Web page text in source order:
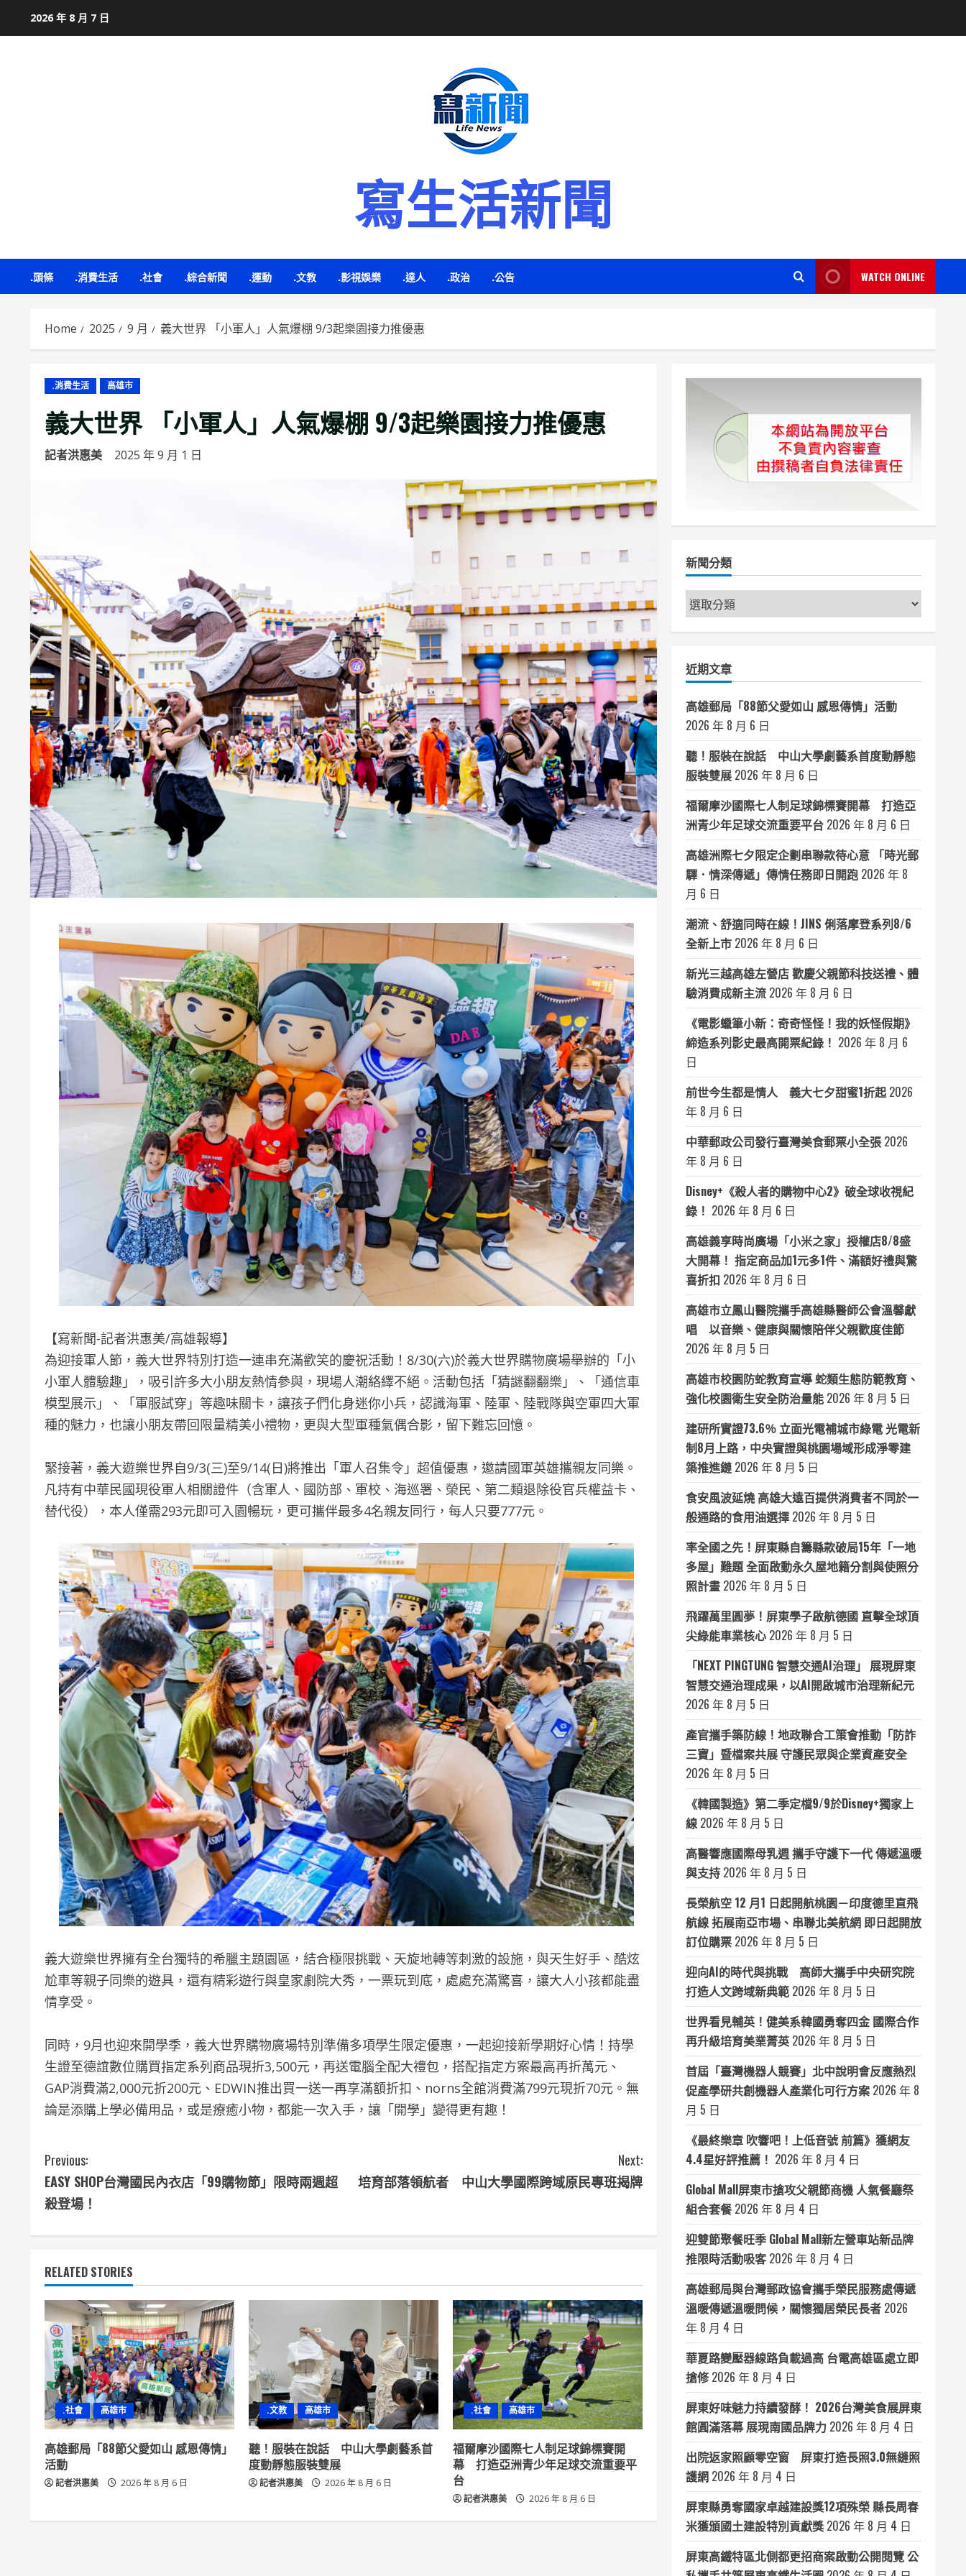
2026 年 8 月 7 日
寫生活新聞
.頭條 .消費生活 .社會 .綜合新聞 .運動 .文教 .影視娛樂 .達人 .政治 .公告 WATCH ONLINE
Home 2025 9 月 義大世界 「小軍人」人氣爆棚 9/3起樂園接力推優惠
.消費生活 高雄市
義大世界 「小軍人」人氣爆棚 9/3起樂園接力推優惠
記者洪惠美 2025 年 9 月 1 日
【寫新聞-記者洪惠美/高雄報導】
為迎接軍人節，義大世界特別打造一連串充滿歡笑的慶祝活動！8/30(六)於義大世界購物廣場舉辦的「小
小軍人體驗趣」，吸引許多大小朋友熱情參與，現場人潮絡繹不絕。活動包括「猜謎翻翻樂」、「通信車
模型展示」、「軍服試穿」等趣味關卡，讓孩子們化身迷你小兵，認識海軍、陸軍、陸戰隊與空軍四大軍
種的魅力，也讓小朋友帶回限量精美小禮物，更與大型軍種氣偶合影，留下難忘回憶。
緊接著，義大遊樂世界自9/3(三)至9/14(日)將推出「軍人召集令」超值優惠，邀請國軍英雄攜親友同樂。
凡持有中華民國現役軍人相關證件（含軍人、國防部、軍校、海巡署、榮民、第二類退除役官兵權益卡、
替代役），本人僅需293元即可入園暢玩，更可攜伴最多4名親友同行，每人只要777元。
義大遊樂世界擁有全台獨特的希臘主題園區，結合極限挑戰、天旋地轉等刺激的設施，與天生好手、酷炫
尬車等親子同樂的遊具，還有精彩遊行與皇家劇院大秀，一票玩到底，處處充滿驚喜，讓大人小孩都能盡
情享受。
同時，9月也迎來開學季，義大世界購物廣場特別準備多項學生限定優惠，一起迎接新學期好心情！持學
生證至德誼數位購買指定系列商品現折3,500元，再送電腦全配大禮包，搭配指定方案最高再折萬元、
GAP消費滿2,000元折200元、EDWIN推出買一送一再享滿額折扣、norns全館消費滿799元現折70元。無
論是添購上學必備用品，或是療癒小物，都能一次入手，讓「開學」變得更有趣！
C
o
i
n
u
e
R
e
a
d
i
Previous:
EASY SHOP台灣國民內衣店「99購物節」限時兩週超
殺登場！
Next:
培育部落領航者 中山大學國際跨域原民專班揭牌
RELATED STORIES
.社會 高雄市
高雄郵局「88節父愛如山 感恩傳情」
活動
記者洪惠美 2026 年 8 月 6 日
.文教 高雄市
聽！服裝在說話 中山大學劇藝系首
度動靜態服裝雙展
記者洪惠美 2026 年 8 月 6 日
.社會 高雄市
福爾摩沙國際七人制足球錦標賽開
幕 打造亞洲青少年足球交流重要平
台
記者洪惠美 2026 年 8 月 6 日
新聞分類
新
聞
分
近期文章
高雄郵局「88節父愛如山 感恩傳情」活動
2026 年 8 月 6 日
聽！服裝在說話 中山大學劇藝系首度動靜態
服裝雙展 2026 年 8 月 6 日
福爾摩沙國際七人制足球錦標賽開幕 打造亞
洲青少年足球交流重要平台 2026 年 8 月 6 日
高雄洲際七夕限定企劃串聯款待心意 「時光郵
驛．情深傳遞」傳情任務即日開跑 2026 年 8
月 6 日
潮流、舒適同時在線！JINS 俐落摩登系列8/6
全新上市 2026 年 8 月 6 日
新光三越高雄左營店 歡慶父親節科技送禮、體
驗消費成新主流 2026 年 8 月 6 日
《電影蠟筆小新：奇奇怪怪！我的妖怪假期》
締造系列影史最高開票紀錄！ 2026 年 8 月 6
日
前世今生都是情人 義大七夕甜蜜1折起 2026
年 8 月 6 日
中華郵政公司發行臺灣美食郵票小全張 2026
年 8 月 6 日
Disney+《殺人者的購物中心2》破全球收視紀
錄！ 2026 年 8 月 6 日
高雄義享時尚廣場「小米之家」授權店8/8盛
大開幕！ 指定商品加1元多1件、滿額好禮與驚
喜折扣 2026 年 8 月 6 日
高雄市立鳳山醫院攜手高雄縣醫師公會溫馨獻
唱 以音樂、健康與關懷陪伴父親歡度佳節
2026 年 8 月 5 日
高雄市校園防蛇教育宣導 蛇類生態防範教育、
強化校園衛生安全防治量能 2026 年 8 月 5 日
建研所實證73.6％ 立面光電補城市綠電 光電新
制8月上路，中央實證與桃園場域形成淨零建
築推進鏈 2026 年 8 月 5 日
食安風波延燒 高雄大遠百提供消費者不同於一
般通路的食用油選擇 2026 年 8 月 5 日
率全國之先！屏東縣自籌縣款破局15年「一地
多屋」難題 全面啟動永久屋地籍分割與使照分
照計畫 2026 年 8 月 5 日
飛躍萬里圓夢！屏東學子啟航德國 直擊全球頂
尖綠能車業核心 2026 年 8 月 5 日
「NEXT PINGTUNG 智慧交通AI治理」 展現屏東
智慧交通治理成果，以AI開啟城市治理新紀元
2026 年 8 月 5 日
產官攜手築防線！地政聯合工策會推動「防詐
三寶」暨檔案共展 守護民眾與企業資產安全
2026 年 8 月 5 日
《韓國製造》第二季定檔9/9於Disney+獨家上
線 2026 年 8 月 5 日
高醫響應國際母乳週 攜手守護下一代 傳遞溫暖
與支持 2026 年 8 月 5 日
長榮航空 12 月1 日起開航桃園－印度德里直飛
航線 拓展南亞市場、串聯北美航網 即日起開放
訂位購票 2026 年 8 月 5 日
迎向AI的時代與挑戰 高師大攜手中央研究院
打造人文跨域新典範 2026 年 8 月 5 日
世界看見輔英！健美系韓國勇奪四金 國際合作
再升級培育美業菁英 2026 年 8 月 5 日
首屆「臺灣機器人競賽」北中說明會反應熱烈
促產學研共創機器人產業化可行方案 2026 年 8
月 5 日
《最終樂章 吹響吧！上低音號 前篇》獲網友
4.4星好評推薦！ 2026 年 8 月 4 日
Global Mall屏東市搶攻父親節商機 人氣餐廳祭
組合套餐 2026 年 8 月 4 日
迎雙節聚餐旺季 Global Mall新左營車站新品牌
推限時活動吸客 2026 年 8 月 4 日
高雄郵局與台灣郵政協會攜手榮民服務處傳遞
溫暖傳遞溫暖問候，關懷獨居榮民長者 2026
年 8 月 4 日
華夏路變壓器線路負載過高 台電高雄區處立即
搶修 2026 年 8 月 4 日
屏東好味魅力持續發酵！ 2026台灣美食展屏東
館圓滿落幕 展現南國品牌力 2026 年 8 月 4 日
出院返家照顧零空窗 屏東打造長照3.0無縫照
護網 2026 年 8 月 4 日
屏東縣勇奪國家卓越建設獎12項殊榮 縣長周春
米獲頒國土建設特別貢獻獎 2026 年 8 月 4 日
屏東高鐵特區北側都更招商案啟動公開閱覽 公